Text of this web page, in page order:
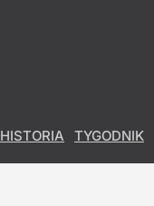
HISTORIA TYGODNIK